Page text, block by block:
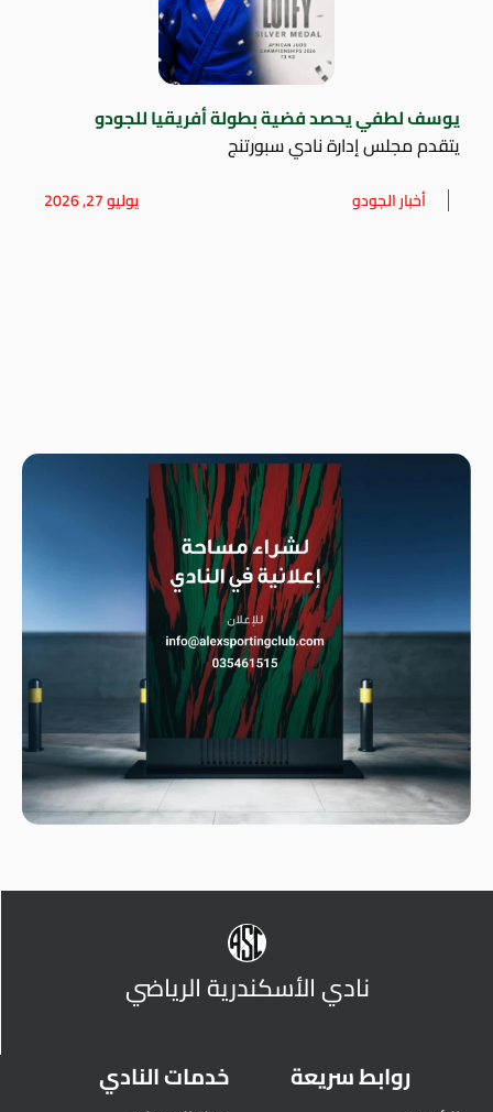
يوسف لطفي يحصد فضية بطولة أفريقيا للجودو
يتقدم مجلس إدارة نادي سبورتنج
أخبار الجودو يوليو 27, 2026
نادي الأسكندرية الرياضي
روابط سريعة خدمات النادي